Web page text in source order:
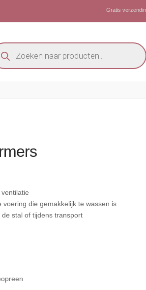
Gratis
voering die gemakkelijk te wassen is
stal of tijdens transport